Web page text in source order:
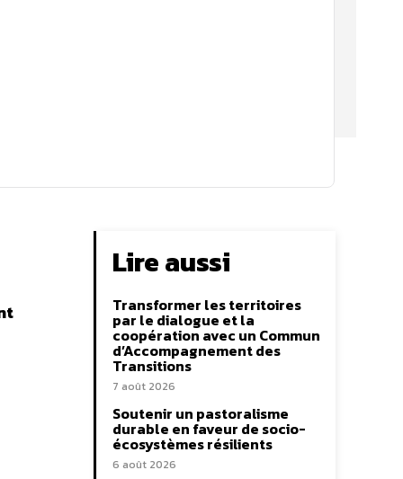
Lire aussi
Transformer les territoires
par le dialogue et la
coopération avec un Commun
d’Accompagnement des
Transitions
7 août 2026
Soutenir un pastoralisme
durable en faveur de socio-
écosystèmes résilients
6 août 2026